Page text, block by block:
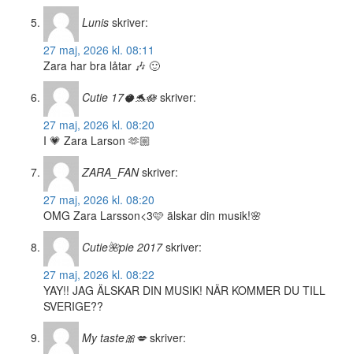
Lunis skriver:
27 maj, 2026 kl. 08:11
Zara har bra låtar 🎶 🙂
Cutie 17🥥🐬🪷 skriver:
27 maj, 2026 kl. 08:20
I 💗 Zara Larson 🫶🏼
ZARA_FAN skriver:
27 maj, 2026 kl. 08:20
OMG Zara Larsson<3🩷 älskar din musik!🌸
Cutie🌺pie 2017 skriver:
27 maj, 2026 kl. 08:22
YAY!! JAG ÄLSKAR DIN MUSIK! NÄR KOMMER DU TILL
SVERIGE??
My taste🎀💋 skriver: